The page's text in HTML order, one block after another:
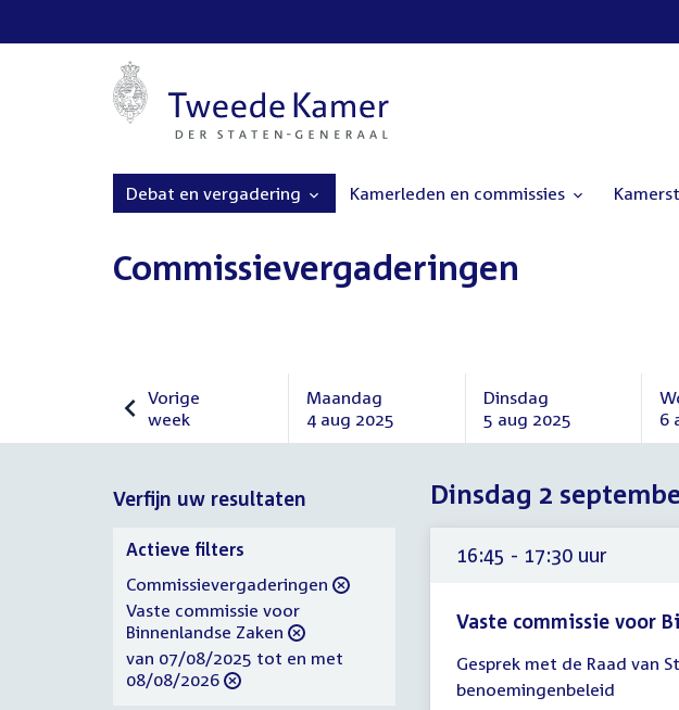
Debat en vergadering Kamerleden en commissies
Commissievergaderingen
Vorige
week
Vorige
Maandag
4 aug 2025
Maandag
Dinsdag
5 aug 2025
Dinsdag
augustus
2025
6
Dinsdag 2
Verfijn uw resultaten
16:45 - 17:30 uur
Vaste commissie voor
vergadering
16:45
Gesprek met de Raad van
benoemingenbeleid
Verfijn
uw
resultaten
Actieve filters
verwijder
filter
Commissievergaderingen
verwijder
filter
Vaste commissie voor
Binnenlandse Zaken
verwijder
filter
van 07/08/2025 tot en met
08/08/2026